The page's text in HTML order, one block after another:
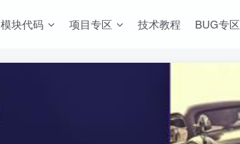
模块代码 项目专区 技术教程 BUG专区